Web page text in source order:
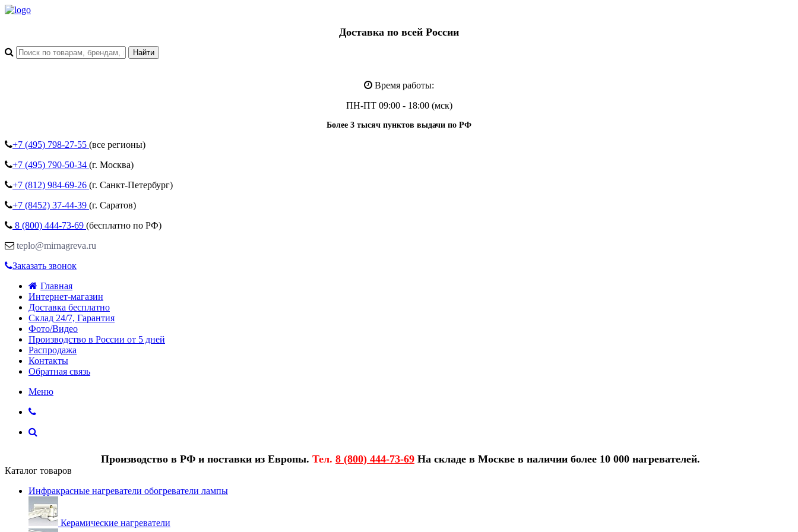
Доставка по всей России
Время работы:
ПН-ПТ 09:00 - 18:00 (мск)
Более 3 тысяч пунктов выдачи по РФ
+7 (495) 798-27-55 (все регионы)
+7 (495) 790-50-34 (г. Москва)
+7 (812) 984-69-26 (г. Санкт-Петербург)
+7 (8452) 37-44-39 (г. Саратов)
8 (800) 444-73-69 (бесплатно по РФ)
teplo@mirnagreva.ru
Заказать звонок
Главная
Интернет-магазин
Доставка бесплатно
Склад 24/7, Гарантия
Фото/Видео
Производство в России от 5 дней
Распродажа
Контакты
Обратная связь
Меню
Производство в РФ и поставки из Европы. Тел. 8 (800) 444-73-69 На складе в Москве в наличии более 10 000 нагревателей.
Каталог товаров
Инфракрасные нагреватели обогреватели лампы
Керамические нагреватели